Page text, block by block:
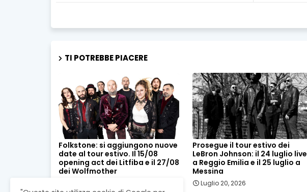
TI POTREBBE PIACERE
Folkstone: si aggiungono nuove
date al tour estivo. Il 15/08
opening act dei Litfiba e il 27/08
dei Wolfmother
Prosegue il tour estivo dei
LeBron Johnson: il 24 luglio live
a Reggio Emilia e il 25 luglio a
Messina
Luglio 20, 2026